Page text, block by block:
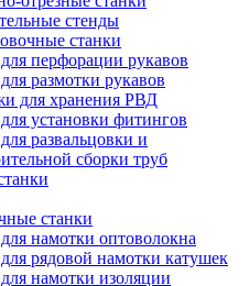
стенды
станки
перфорации рукавов
размотки рукавов
для хранения РВД
установки фитингов
развальцовки и
сборки труб
станки
намотки оптоволокна
рядовой намотки катушек
намотки изоляции